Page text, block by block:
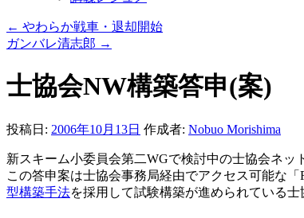
← やわらか戦車・退却開始
ガンバレ清志郎 →
士協会NW構築答申(案)
投稿日: 2006年10月13日 作成者: Nobuo Morishima
新スキーム小委員会第二WGで検討中の士協会ネッ
この答申案は士協会事務局経由でアクセス可能な
型構築手法を採用して試験構築が進められている